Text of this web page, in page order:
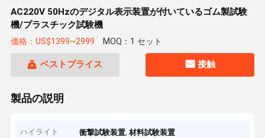
AC220V 50Hzのデジタル表示装置が付いているゴム製試験
機/プラスチック試験機
価格：US$1399~2999 MOQ：1 セット
ベストプライス 接触
製品の説明
ハイライト 衝撃試験装置,材料試験装置